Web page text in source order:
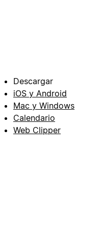
Descargar
iOS y Android
Mac y Windows
Calendario
Web Clipper